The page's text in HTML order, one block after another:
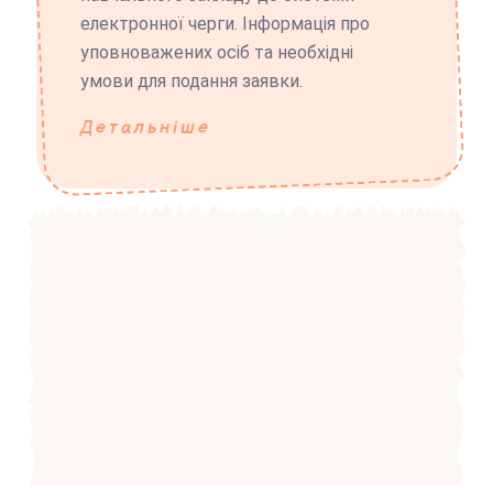
електронної черги. Інформація про
уповноважених осіб та необхідні
умови для подання заявки.
Детальніше